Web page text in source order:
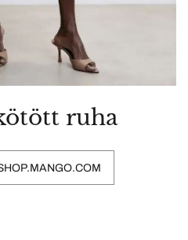
ruha